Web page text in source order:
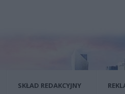
SKŁAD REDAKCYJNY